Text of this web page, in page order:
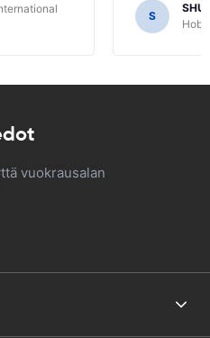
S
vuokrausalan